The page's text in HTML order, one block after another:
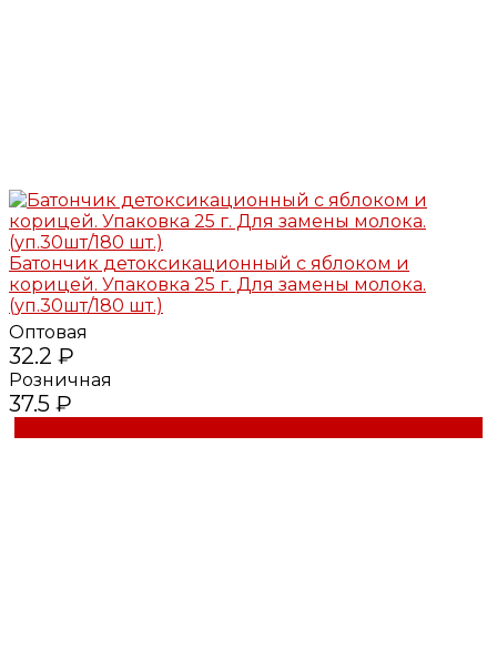
Батончик детоксикационный с яблоком и
корицей. Упаковка 25 г. Для замены молока.
(уп.30шт/180 шт.)
Оптовая
32.2 ₽
Розничная
37.5 ₽